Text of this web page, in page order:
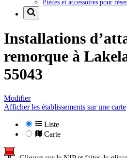
Pièces et accessoires pour
Installations
remorque à
55043
Modifier
Afficher les établissements sur une carte
Liste
Carte